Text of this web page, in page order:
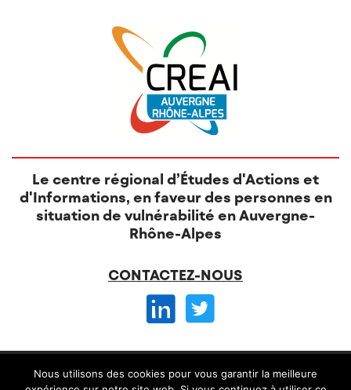
Le centre régional d’Études d'Actions et
d'Informations, en faveur des personnes en
situation de vulnérabilité en Auvergne-
Rhône-Alpes
CONTACTEZ-NOUS
© CREAI 2026 -
Nous utilisons des cookies pour vous garantir la meilleure